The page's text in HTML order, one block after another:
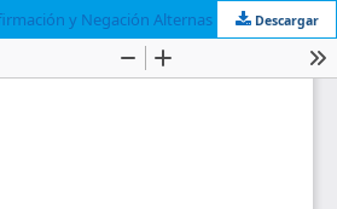
y Negación Alternas Descargar